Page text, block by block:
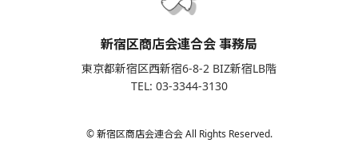
新宿区商店会連合会 事務局
東京都新宿区西新宿6-8-2 BIZ新宿LB階
TEL: 03-3344-3130
© 新宿区商店会連合会 All Rights Reserved.